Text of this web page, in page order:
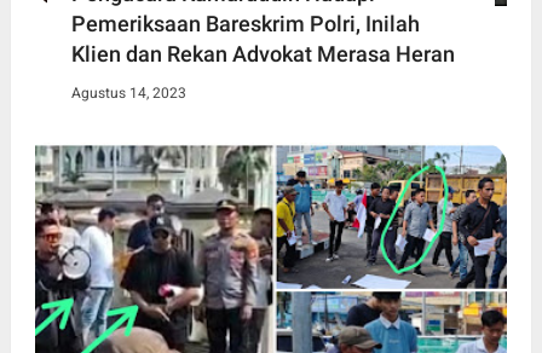
Pemeriksaan Bareskrim Polri, Inilah
Klien dan Rekan Advokat Merasa Heran
Agustus 14, 2023